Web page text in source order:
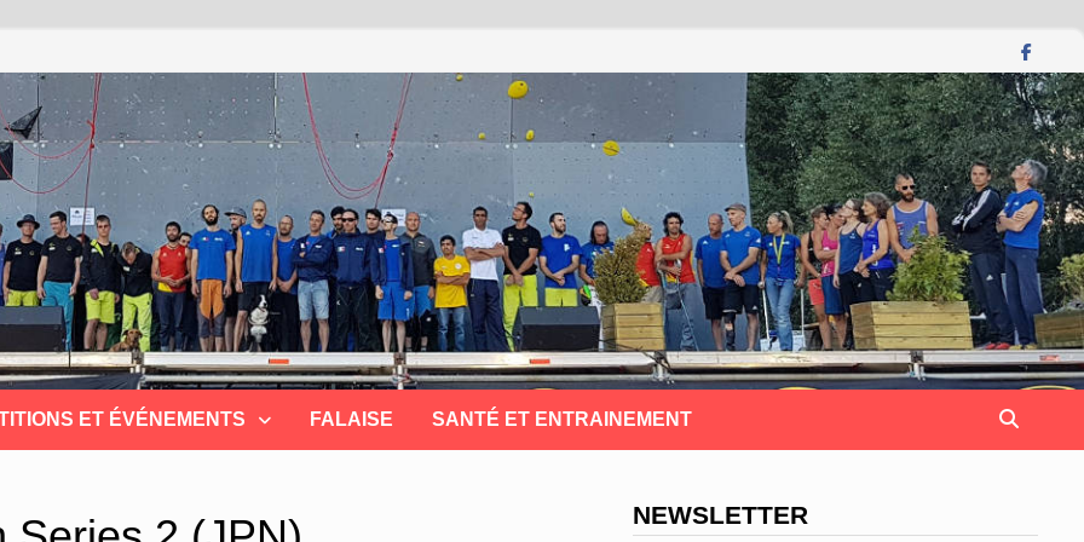
ET ÉVÉNEMENTS FALAISE SANTÉ ET ENTRAINEMENT
NEWSLETTER